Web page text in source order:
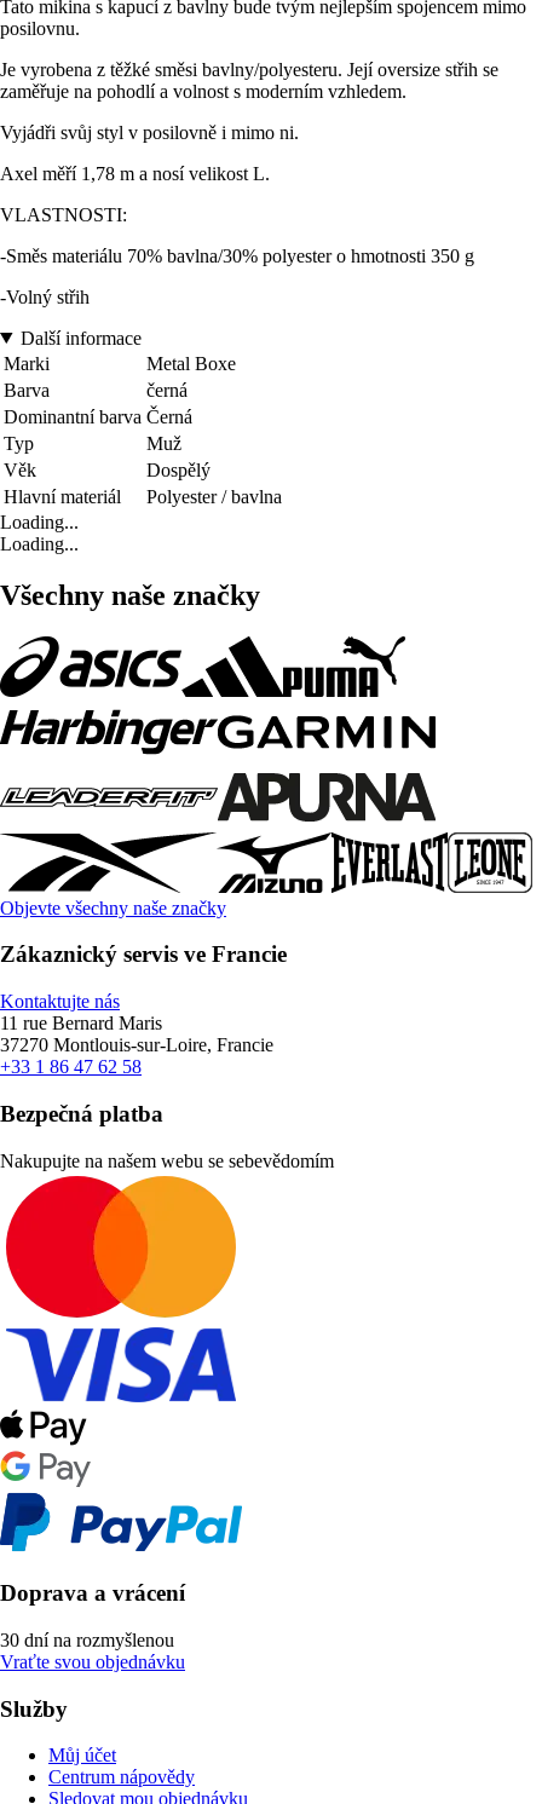
Tato mikina s kapucí z bavlny bude tvým nejlepším spojencem mimo
posilovnu.
Je vyrobena z těžké směsi bavlny/polyesteru. Její oversize střih se
zaměřuje na pohodlí a volnost s moderním vzhledem.
Vyjádři svůj styl v posilovně i mimo ni.
Axel měří 1,78 m a nosí velikost L.
VLASTNOSTI:
-Směs materiálu 70% bavlna/30% polyester o hmotnosti 350 g
-Volný střih
Další informace
Marki
Metal Boxe
Barva
černá
Dominantní barva Černá
Typ
Muž
Věk
Dospělý
Hlavní materiál
Polyester / bavlna
Loading...
Loading...
Všechny naše značky
Objevte všechny naše značky
Zákaznický servis ve Francie
Kontaktujte nás
11 rue Bernard Maris
37270 Montlouis-sur-Loire, Francie
+33 1 86 47 62 58
Bezpečná platba
Nakupujte na našem webu se sebevědomím
Doprava a vrácení
30 dní na rozmyšlenou
Vraťte svou objednávku
Služby
Můj účet
Centrum nápovědy
Sledovat mou objednávku